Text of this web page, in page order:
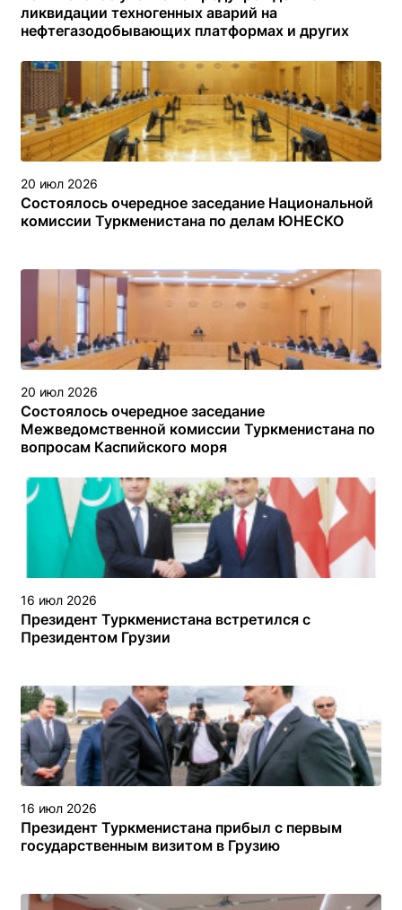
ликвидации техногенных аварий на
нефтегазодобывающих платформах и других
туркменском секторе Каспийского моря
20 июл 2026
Состоялось очередное заседание Национальной
комиссии Туркменистана по делам ЮНЕСКО
20 июл 2026
Состоялось очередное заседание
Межведомственной комиссии Туркменистана по
вопросам Каспийского моря
16 июл 2026
Президент Туркменистана встретился с
Президентом Грузии
16 июл 2026
Президент Туркменистана прибыл с первым
государственным визитом в Грузию